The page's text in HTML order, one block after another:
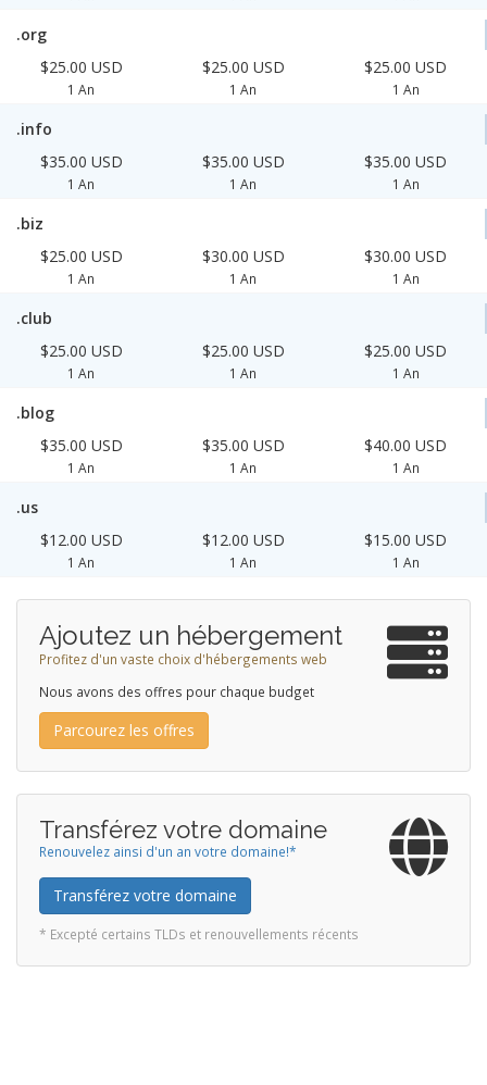
.org
$25.00 USD
1 An
$25.00 USD
1 An
$25.00 USD
1 An
.info
$35.00 USD
1 An
$35.00 USD
1 An
$35.00 USD
1 An
.biz
$25.00 USD
1 An
$30.00 USD
1 An
$30.00 USD
1 An
.club
$25.00 USD
1 An
$25.00 USD
1 An
$25.00 USD
1 An
.blog
$35.00 USD
1 An
$35.00 USD
1 An
$40.00 USD
1 An
.us
$12.00 USD
1 An
$12.00 USD
1 An
$15.00 USD
1 An
Ajoutez un hébergement
Profitez d'un vaste choix d'hébergements web
Nous avons des offres pour chaque budget
Parcourez les offres
Transférez votre domaine
Renouvelez ainsi d'un an votre domaine!*
Transférez votre domaine
* Excepté certains TLDs et renouvellements récents